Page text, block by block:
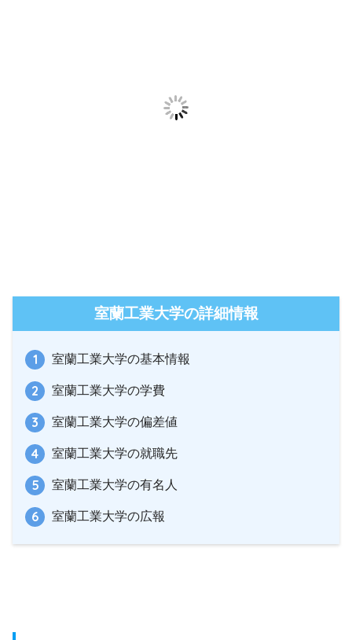
室蘭工業大学の詳細情報
室蘭工業大学の基本情報
室蘭工業大学の学費
室蘭工業大学の偏差値
室蘭工業大学の就職先
室蘭工業大学の有名人
室蘭工業大学の広報